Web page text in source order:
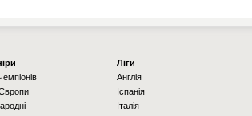
Європи
Ліги
Англія
Іспанія
Італія